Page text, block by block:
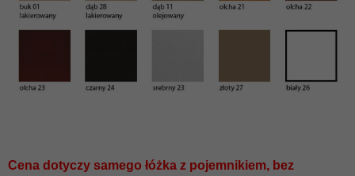
Cena dotyczy samego łóżka z pojemnikiem, bez